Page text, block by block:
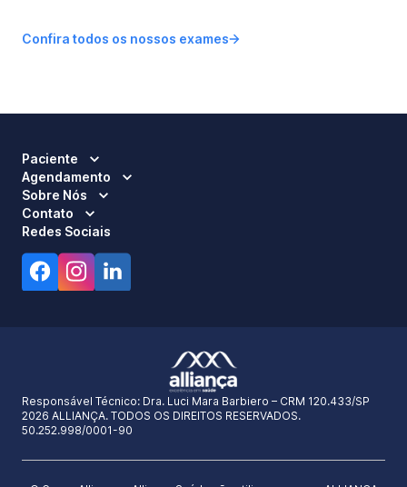
Confira todos os nossos exames
Paciente
Agendamento
Sobre Nós
Contato
Redes Sociais
Responsável Técnico: Dra. Luci Mara Barbiero – CRM 120.433/SP
2026 ALLIANÇA. TODOS OS DIREITOS RESERVADOS.
50.252.998/0001-90